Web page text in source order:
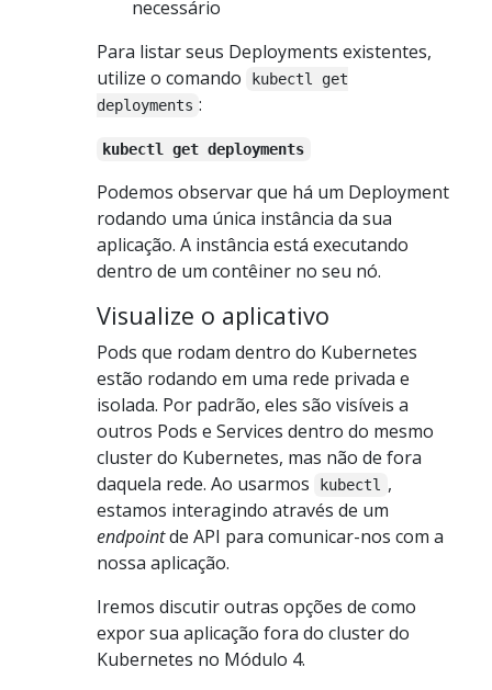
necessário
Para listar seus Deployments existentes,
utilize o comando
kubectl get
deployments :
kubectl get deployments
Podemos observar que há um Deployment
rodando uma única instância da sua
aplicação. A instância está executando
dentro de um contêiner no seu nó.
Visualize o aplicativo
Pods que rodam dentro do Kubernetes
estão rodando em uma rede privada e
isolada. Por padrão, eles são visíveis a
outros Pods e Services dentro do mesmo
cluster do Kubernetes, mas não de fora
daquela rede. Ao usarmos
kubectl ,
estamos interagindo através de um
endpointde API para comunicar-nos com a
nossa aplicação.
Iremos discutir outras opções de como
expor sua aplicação fora do cluster do
Kubernetes no Módulo 4.